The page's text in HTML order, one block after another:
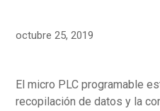
octubre 25, 2019
El micro PLC programable
recopilación de datos y la